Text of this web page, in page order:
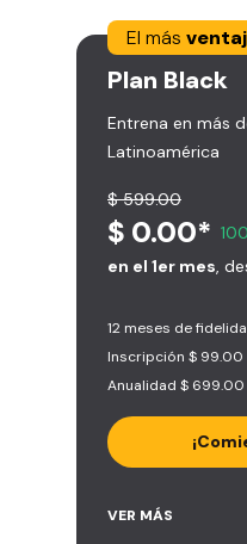
El más
Plan Black
Entrena en más
Latinoamérica
$ 599.00
$ 0.00*
en el 1er mes ,
12 meses de
Inscripción $ 99.00
Anualidad $ 699.00
Acceso
VER MÁS